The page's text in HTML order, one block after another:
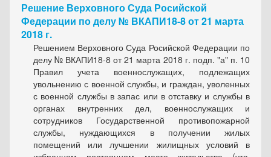
Решение Верховного Суда Росийской
Федерации по делу № ВКАПИ18-8 от 21 марта
2018 г.
Решением Верховного Суда Росийской Федерации по
делу № ВКАПИ18-8 от 21 марта 2018 г. подп. "а" п. 10
Правил учета военнослужащих, подлежащих
увольнению с военной службы, и граждан, уволенных
с военной службы в запас или в отставку и службы в
органах внутренних дел, военнослужащих и
сотрудников Государственной противопожарной
службы, нуждающихся в получении жилых
помещений или лучшении жилищных условий в